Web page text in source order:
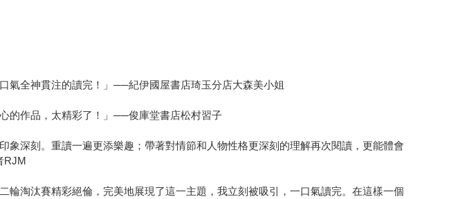
氣全神貫注的讀完！」──紀伊國屋書店琦玉分店大森美小姐
的作品，太精彩了！」──俊庫堂書店松村習子
象深刻。重讀一遍更添樂趣；帶著對情節和人物性格更深刻的理解再次閱讀，更能體會
RJM
輪淘汰賽精彩絕倫，完美地展現了這一主題，我立刻被吸引，一口氣讀完。在這樣一個